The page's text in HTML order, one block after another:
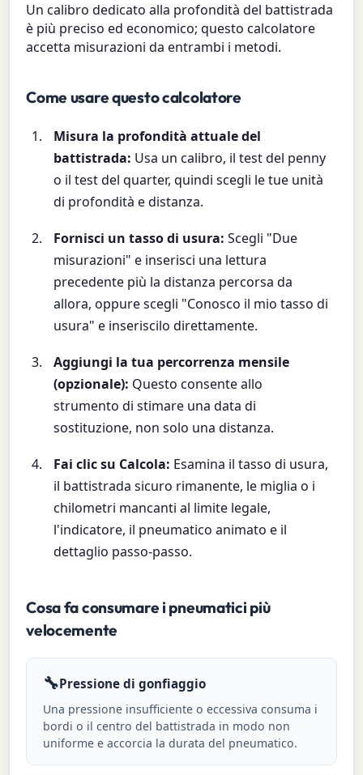
Un calibro dedicato alla profondità del battistrada
è più preciso ed economico; questo calcolatore
accetta misurazioni da entrambi i metodi.
Come usare questo calcolatore
Misura la profondità attuale del
battistrada: Usa un calibro, il test del penny
o il test del quarter, quindi scegli le tue unità
di profondità e distanza.
Fornisci un tasso di usura: Scegli "Due
misurazioni" e inserisci una lettura
precedente più la distanza percorsa da
allora, oppure scegli "Conosco il mio tasso di
usura" e inseriscilo direttamente.
Aggiungi la tua percorrenza mensile
(opzionale): Questo consente allo
strumento di stimare una data di
sostituzione, non solo una distanza.
Fai clic su Calcola: Esamina il tasso di usura,
il battistrada sicuro rimanente, le miglia o i
chilometri mancanti al limite legale,
l'indicatore, il pneumatico animato e il
dettaglio passo-passo.
Cosa fa consumare i pneumatici più
velocemente
🔧Pressione di gonfiaggio
Una pressione insufficiente o eccessiva consuma i
bordi o il centro del battistrada in modo non
uniforme e accorcia la durata del pneumatico.